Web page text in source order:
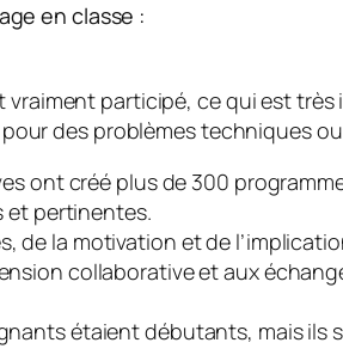
en classe :
vraiment participé, ce qui est
des problèmes techniques
ont créé plus de 300
et pertinentes.
de la motivation et de
collaborative et aux
étaient débutants, mais